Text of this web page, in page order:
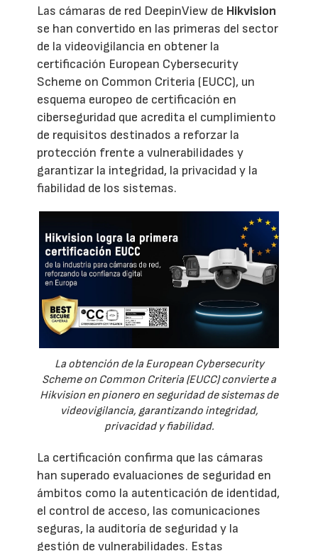
Las cámaras de red DeepinView de Hikvision
se han convertido en las primeras del sector
de la videovigilancia en obtener la
certificación European Cybersecurity
Scheme on Common Criteria (EUCC), un
esquema europeo de certificación en
ciberseguridad que acredita el cumplimiento
de requisitos destinados a reforzar la
protección frente a vulnerabilidades y
garantizar la integridad, la privacidad y la
fiabilidad de los sistemas.
La obtención de la European Cybersecurity
Scheme on Common Criteria (EUCC) convierte a
Hikvision en pionero en seguridad de sistemas de
videovigilancia, garantizando integridad,
privacidad y fiabilidad.
La certificación confirma que las cámaras
han superado evaluaciones de seguridad en
ámbitos como la autenticación de identidad,
el control de acceso, las comunicaciones
seguras, la auditoría de seguridad y la
gestión de vulnerabilidades. Estas